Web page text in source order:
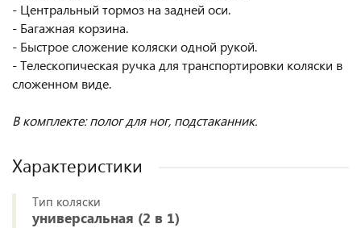
- Центральный тормоз на задней оси.
- Багажная корзина.
- Быстрое сложение коляски одной рукой.
- Телескопическая ручка для транспортировки коляски в
сложенном виде.
В комплекте: полог для ног, подстаканник.
Характеристики
Тип коляски
универсальная (2 в 1)